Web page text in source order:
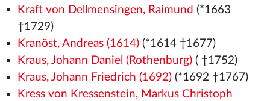
Kraft von Dellmensingen, Raimund (*1663
†1729)
Kranöst, Andreas (1614)(*1614 †1677)
Kraus, Johann Daniel (Rothenburg)( †1752)
Kraus, Johann Friedrich (1692)(*1692 †1767)
Kress von Kressenstein, Markus Christoph